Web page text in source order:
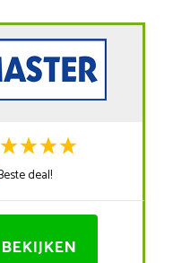
deal!
BEKIJKEN